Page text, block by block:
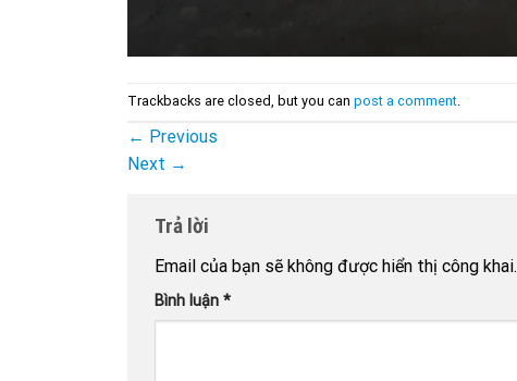
Trackbacks are closed, but you can post a comment
← Previous
Next →
Trả lời
Email của bạn sẽ không được hiển thị công khai.
Bình luận *